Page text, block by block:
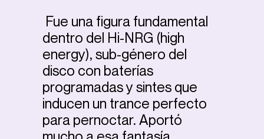
Fue una figura fundamental
dentro del Hi-NRG (high
energy), sub-género del
disco con baterías
programadas y sintes que
inducen un trance perfecto
para pernoctar. Aportó